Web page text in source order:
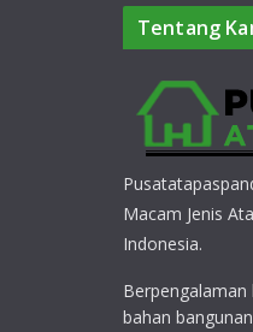
Tentang
Macam Jenis
Indonesia.
bahan